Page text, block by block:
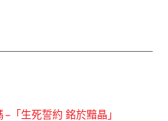
「生死誓約 銘於黯晶」